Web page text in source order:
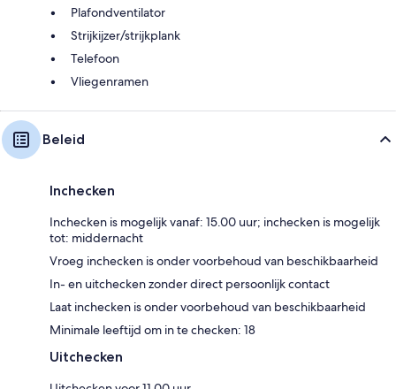
Plafondventilator
Strijkijzer/strijkplank
Telefoon
Vliegenramen
Beleid
Inchecken
Inchecken is mogelijk vanaf: 15.00 uur; inchecken is mogelijk
tot: middernacht
Vroeg inchecken is onder voorbehoud van beschikbaarheid
In- en uitchecken zonder direct persoonlijk contact
Laat inchecken is onder voorbehoud van beschikbaarheid
Minimale leeftijd om in te checken: 18
Uitchecken